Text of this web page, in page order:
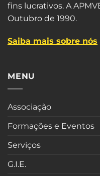
fins lucrativos. A
Outubro de 1990.
Saiba mais sobre nós
MENU
Associação
Formações e Eventos
Serviços
G.I.E.